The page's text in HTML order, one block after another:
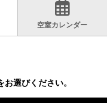
空室カレンダー
選びください。